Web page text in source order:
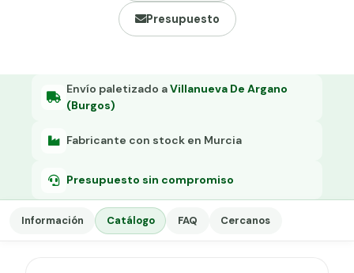
Grapadora
Presupuesto
Envío paletizado aVillanueva De Argano
(Burgos)
Fabricante con stock en Murcia
Presupuesto sin compromiso
Información Catálogo FAQ Cercanos